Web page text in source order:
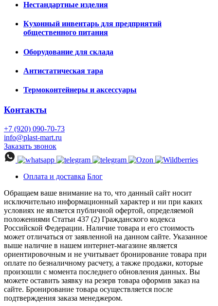
Нестандартные изделия
Кухонный инвентарь для предприятий
общественного питания
Оборудование для склада
Антистатическая тара
Термоконтейнеры и аксессуары
Контакты
+7 (920) 090-70-73
info@plast-mart.ru
Заказать звонок
Оплата и доставка Блог
Обращаем ваше внимание на то, что данный сайт носит
исключительно информационный характер и ни при каких
условиях не является публичной офертой, определяемой
положениями Статьи 437 (2) Гражданского кодекса
Российской Федерации. Наличие товара и его стоимость
может отличаться от заявленной на данном сайте. Указанное
выше наличие в нашем интернет-магазине является
ориентировочным и не учитывает бронирование товара при
оплате по безналичному расчету, а также продажи, которые
произошли с момента последнего обновления данных. Вы
можете оставить заявку на резерв товара оформив заказ на
сайте. Бронирование товара осуществляется после
подтверждения заказа менеджером.